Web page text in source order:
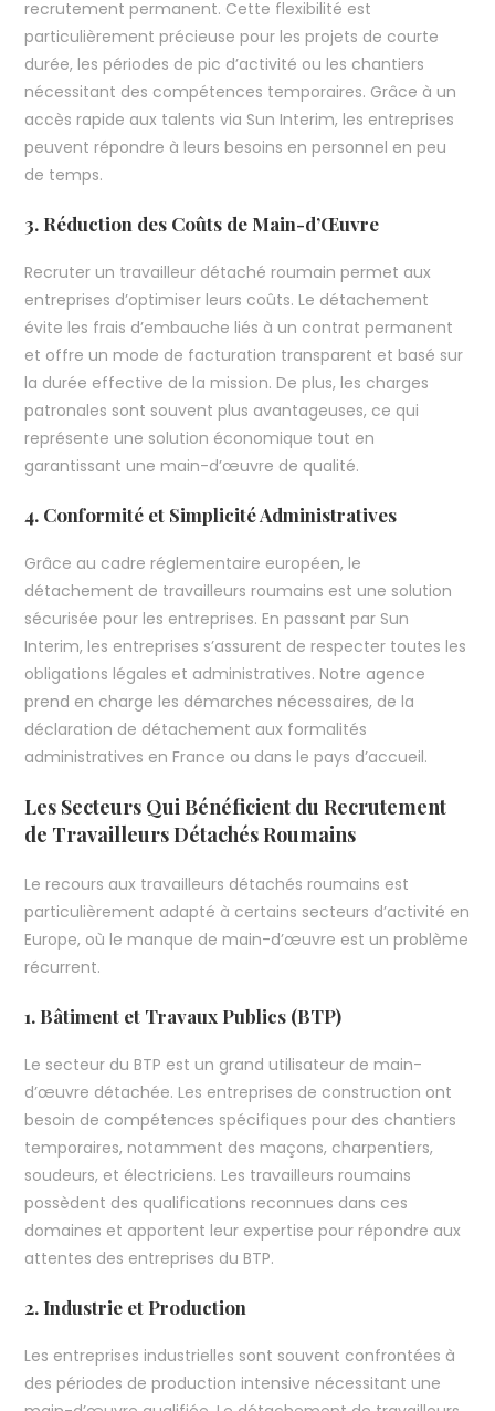
recrutement permanent. Cette flexibilité est
particulièrement précieuse pour les projets de courte
durée, les périodes de pic d’activité ou les chantiers
nécessitant des compétences temporaires. Grâce à un
accès rapide aux talents via Sun Interim, les entreprises
peuvent répondre à leurs besoins en personnel en peu
de temps.
3. Réduction des Coûts de Main-d’Œuvre
Recruter un travailleur détaché roumain permet aux
entreprises d’optimiser leurs coûts. Le détachement
évite les frais d’embauche liés à un contrat permanent
et offre un mode de facturation transparent et basé sur
la durée effective de la mission. De plus, les charges
patronales sont souvent plus avantageuses, ce qui
représente une solution économique tout en
garantissant une main-d’œuvre de qualité.
4. Conformité et Simplicité Administratives
Grâce au cadre réglementaire européen, le
détachement de travailleurs roumains est une solution
sécurisée pour les entreprises. En passant par Sun
Interim, les entreprises s’assurent de respecter toutes les
obligations légales et administratives. Notre agence
prend en charge les démarches nécessaires, de la
déclaration de détachement aux formalités
administratives en France ou dans le pays d’accueil.
Les Secteurs Qui Bénéficient du Recrutement
de Travailleurs Détachés Roumains
Le recours aux travailleurs détachés roumains est
particulièrement adapté à certains secteurs d’activité en
Europe, où le manque de main-d’œuvre est un problème
récurrent.
1. Bâtiment et Travaux Publics (BTP)
Le secteur du BTP est un grand utilisateur de main-
d’œuvre détachée. Les entreprises de construction ont
besoin de compétences spécifiques pour des chantiers
temporaires, notamment des maçons, charpentiers,
soudeurs, et électriciens. Les travailleurs roumains
possèdent des qualifications reconnues dans ces
domaines et apportent leur expertise pour répondre aux
attentes des entreprises du BTP.
2. Industrie et Production
Les entreprises industrielles sont souvent confrontées à
des périodes de production intensive nécessitant une